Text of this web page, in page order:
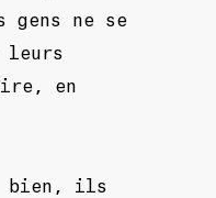
gens ne se
leurs
en
bien, ils